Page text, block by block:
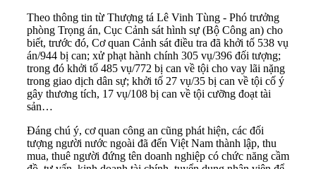
Theo thông tin từ Thượng tá Lê Vinh Tùng - Phó trưởng
phòng Trọng án, Cục Cảnh sát hình sự (Bộ Công an) cho
biết, trước đó, Cơ quan Cảnh sát điều tra đã khởi tố 538 vụ
án/944 bị can; xử phạt hành chính 305 vụ/396 đối tượng;
trong đó khởi tố 485 vụ/772 bị can về tội cho vay lãi nặng
trong giao dịch dân sự; khởi tố 27 vụ/35 bị can về tội cố ý
gây thương tích, 17 vụ/108 bị can về tội cưỡng đoạt tài
sản…
Đáng chú ý, cơ quan công an cũng phát hiện, các đối
tượng người nước ngoài đã đến Việt Nam thành lập, thu
mua, thuê người đứng tên doanh nghiệp có chức năng cầm